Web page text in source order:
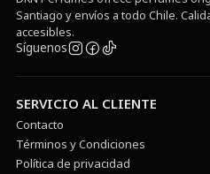
Santiago y envíos a todo Chile.
accesibles.
Síguenos
SERVICIO AL CLIENTE
Contacto
Términos y Condiciones
Política de privacidad